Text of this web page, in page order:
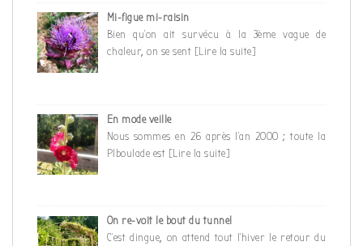
Mi-figue mi-raisin
Bien qu’on ait survécu à la 3ème vague de
chaleur, on se sent [Lire la suite]
En mode veille
Nous sommes en 26 après l’an 2000 ; toute la
PIboulade est [Lire la suite]
On re-voit le bout du tunnel
C’est dingue, on attend tout l’hiver le retour du